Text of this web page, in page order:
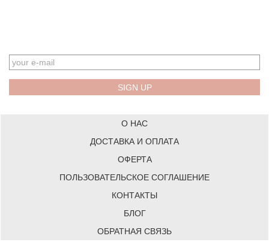
О НАС
ДОСТАВКА И ОПЛАТА
ОФЕРТА
ПОЛЬЗОВАТЕЛЬСКОЕ СОГЛАШЕНИЕ
КОНТАКТЫ
БЛОГ
ОБРАТНАЯ СВЯЗЬ